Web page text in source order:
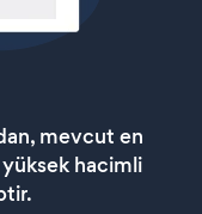
mevcut en
hacimli